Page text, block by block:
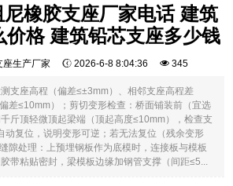
尼橡胶支座厂家电话 建筑
价格 建筑铅芯支座多少钱
座生产厂家 2026-6-8 8:04:36 345
支座高程（偏差≤±3mm）、相邻支座高程差
差≤10mm）；剪切变形检查：桥面铺装前（宜选
斤顶轻微顶起梁端（顶起高度≤10mm），检查支
复位，说明变形可逆；若无法复位（残余变形
隙处理：上预埋钢板作为底模时，连接板与模板
带粘贴密封，梁模板边缘加钢管支撑（间距≤5...